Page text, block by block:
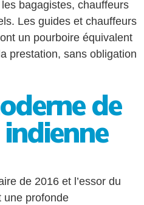
bagagistes, chauffeurs
Les guides et chauffeurs
un pourboire équivalent
prestation, sans obligation
de
de 2016 et l’essor du
une profonde